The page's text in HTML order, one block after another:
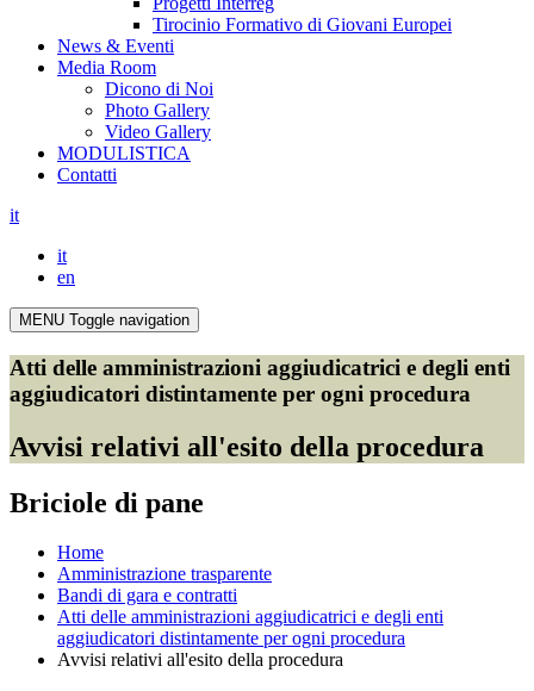
Tirocinio Formativo di Giovani Europei
News & Eventi
Media Room
Dicono di Noi
Photo Gallery
Video Gallery
MODULISTICA
Contatti
it
it
en
MENU Toggle navigation
Atti delle amministrazioni aggiudicatrici e degli enti
aggiudicatori distintamente per ogni procedura
Avvisi relativi all'esito della procedura
Briciole di pane
Home
Amministrazione trasparente
Bandi di gara e contratti
Atti delle amministrazioni aggiudicatrici e degli enti
aggiudicatori distintamente per ogni procedura
Avvisi relativi all'esito della procedura